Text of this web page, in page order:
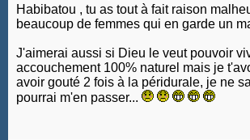
Habibatou , tu as tout à fait raison
beaucoup de femmes qui en garde un
J'aimerai aussi si Dieu le veut pouvoir
accouchement 100% naturel mais je
avoir gouté 2 fois à la péridurale, je ne
pourrai m'en passer...